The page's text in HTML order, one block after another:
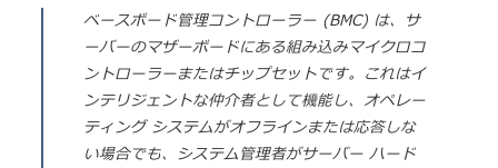
ベースボード管理コントローラー (BMC) は、サ
ーバーのマザーボードにある組み込みマイクロコ
ントローラーまたはチップセットです。これはイ
ンテリジェントな仲介者として機能し、オペレー
ティング システムがオフラインまたは応答しな
い場合でも、システム管理者がサーバー ハード